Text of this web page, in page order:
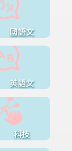
國語文
英語文
科技